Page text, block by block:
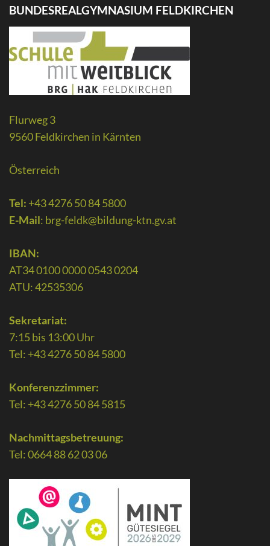
BUNDESREALGYMNASIUM FELDKIRCHEN
Flurweg 3
9560 Feldkirchen in Kärnten
Österreich
Tel: +43 4276 50 84 5800
E-Mail: brg-feldk@bildung-ktn.gv.at
IBAN:
AT34 0100 0000 0543 0204
ATU: 42535306
Sekretariat:
7:15 bis 13:00 Uhr
Tel: +43 4276 50 84 5800
Konferenzzimmer:
Tel: +43 4276 50 84 5815
Nachmittagsbetreuung:
Tel: 0664 88 62 03 06